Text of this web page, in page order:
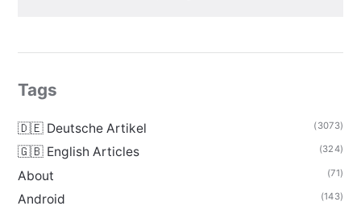
Tags
🇩🇪 Deutsche Artikel (3073)
🇬🇧 English Articles (324)
About (71)
Android (143)